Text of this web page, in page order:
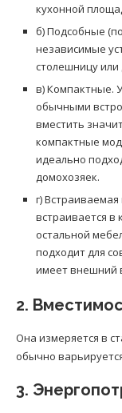
кухонной
б) Подсобные
независимые
столешницу или
в) Компактные.
обычными
вместить
компактные
идеально
домохозяек.
г)
встраивается в
остальной
подходит для
имеет внешний
2.
Она измеряется в
обычно
3.